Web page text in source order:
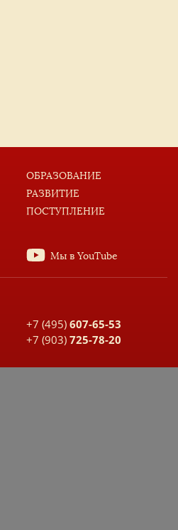
ОБРАЗОВАНИЕ
РАЗВИТИЕ
ПОСТУПЛЕНИЕ
Мы в YouTube
+7 (495) 607-65-53
+7 (903) 725-78-20